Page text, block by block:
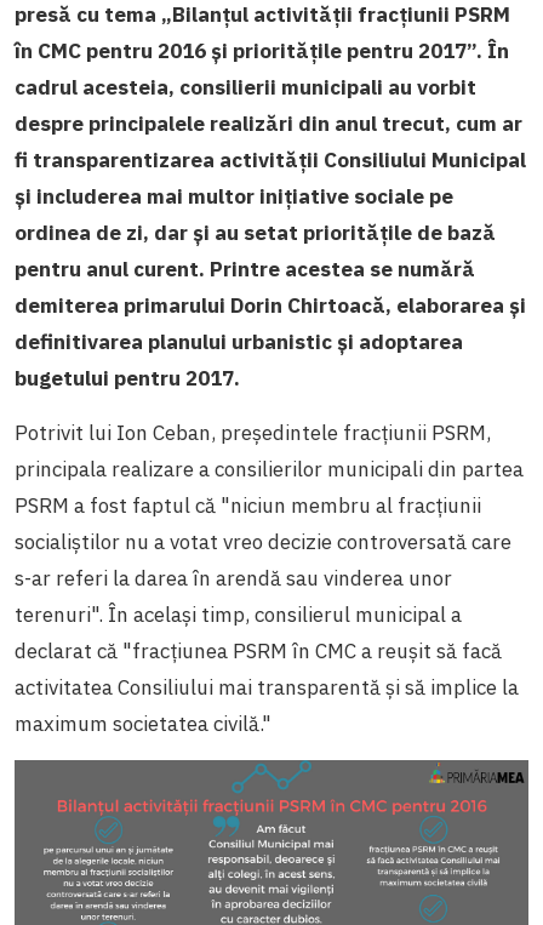
presă cu tema „Bilanțul activității fracțiunii PSRM
în CMC pentru 2016 și prioritățile pentru 2017”. În
cadrul acesteia, consilierii municipali au vorbit
despre principalele realizări din anul trecut, cum ar
fi transparentizarea activității Consiliului Municipal
și includerea mai multor inițiative sociale pe
ordinea de zi, dar și au setat prioritățile de bază
pentru anul curent. Printre acestea se numără
demiterea primarului Dorin Chirtoacă, elaborarea și
definitivarea planului urbanistic și adoptarea
bugetului pentru 2017.
Potrivit lui Ion Ceban, președintele fracţiunii PSRM,
principala realizare a consilierilor municipali din partea
PSRM a fost faptul că "niciun membru al fracţiunii
socialiștilor nu a votat vreo decizie controversată care
s-ar referi la darea în arendă sau vinderea unor
terenuri". În același timp, consilierul municipal a
declarat că "fracţiunea PSRM în CMC a reuşit să facă
activitatea Consiliului mai transparentă și să implice la
maximum societatea civilă."